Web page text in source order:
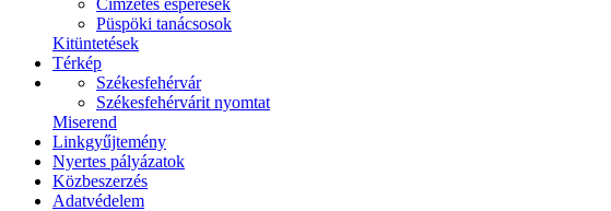
Címzetes esperesek
Püspöki tanácsosok
Kitüntetések
Térkép
Székesfehérvár
Székesfehérvárit nyomtat
Miserend
Linkgyűjtemény
Nyertes pályázatok
Közbeszerzés
Adatvédelem